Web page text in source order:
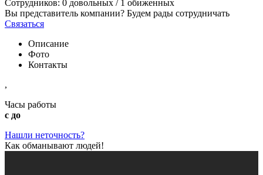
Сотрудников: 0 довольных / 1 обиженных
Вы представитель компании? Будем рады сотрудничать
Связаться
Описание
Фото
Контакты
,
Часы работы
с до
Нашли неточность?
Как обманывают людей!